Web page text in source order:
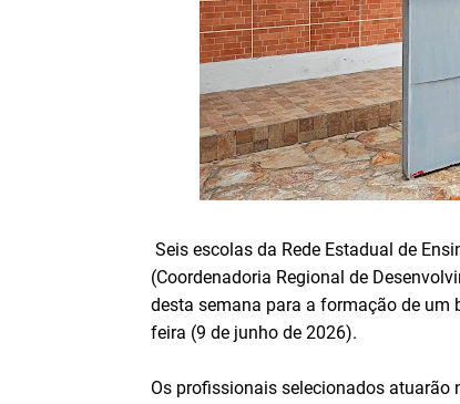
Seis escolas da Rede Estadual de
(Coordenadoria Regional de
desta semana para a formação de um
feira (9 de junho de 2026).
Os profissionais selecionados